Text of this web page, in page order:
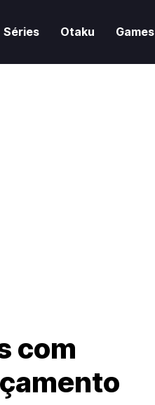
Séries Otaku Games
com